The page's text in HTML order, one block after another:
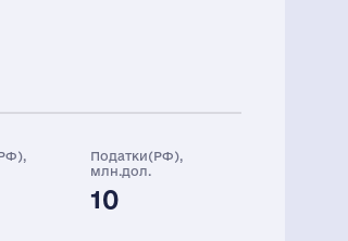
Податки(РФ),
млн.дол.
10